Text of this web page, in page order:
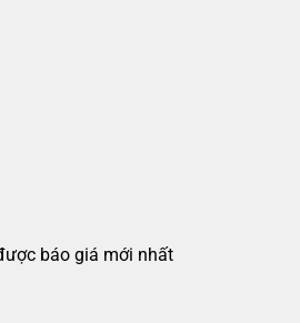
báo giá mới nhất